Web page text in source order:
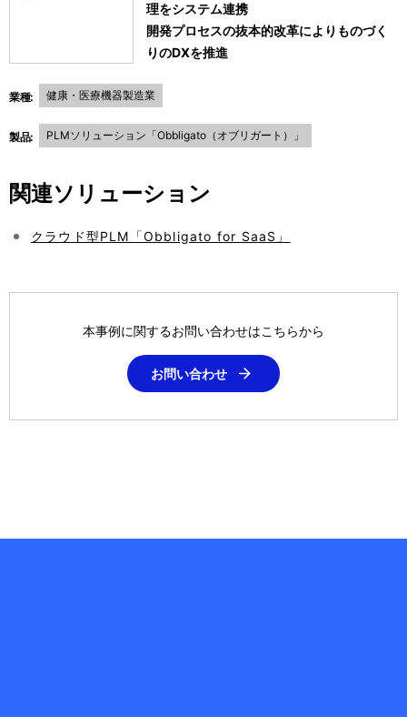
理をシステム連携
開発プロセスの抜本的改革によりものづく
りのDXを推進
業種: 健康・医療機器製造業
製品: PLMソリューション「Obbligato（オブリガート）」
関連ソリューション
クラウド型PLM「Obbligato for SaaS」
本事例に関するお問い合わせはこちらから
お問い合わせ